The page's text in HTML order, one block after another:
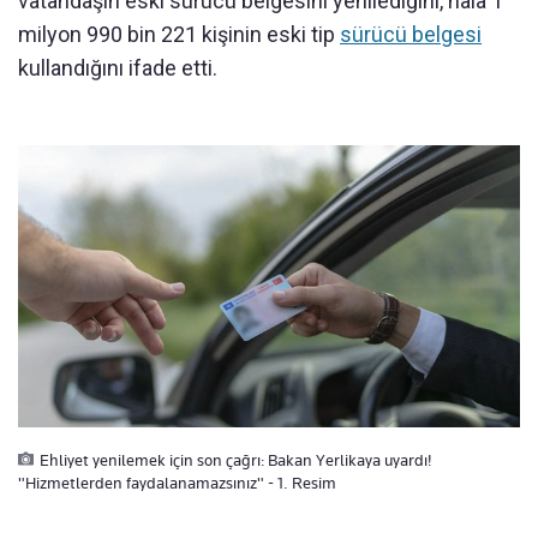
milyon 990 bin 221 kişinin eski tip sürücü belgesi
kullandığını ifade etti.
Ehliyet yenilemek için son çağrı: Bakan Yerlikaya uyardı!
"Hizmetlerden faydalanamazsınız" - 1. Resim